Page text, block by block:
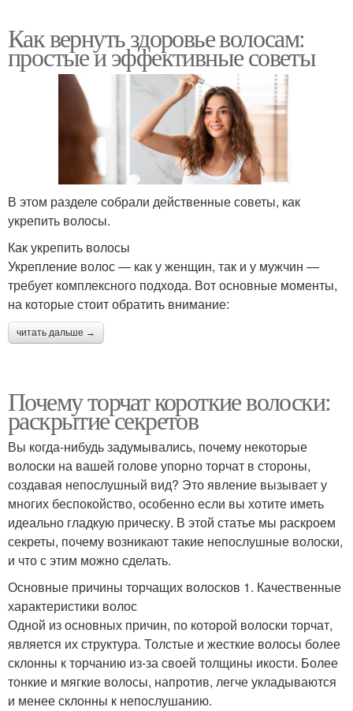
Как вернуть здоровье волосам:
простые и эффективные советы
В этом разделе собрали действенные советы, как
укрепить волосы.
Как укрепить волосы
Укрепление волос — как у женщин, так и у мужчин —
требует комплексного подхода. Вот основные моменты,
на которые стоит обратить внимание:
читать дальше →
Почему торчат короткие волоски:
раскрытие секретов
Вы когда-нибудь задумывались, почему некоторые
волоски на вашей голове упорно торчат в стороны,
создавая непослушный вид? Это явление вызывает у
многих беспокойство, особенно если вы хотите иметь
идеально гладкую прическу. В этой статье мы раскроем
секреты, почему возникают такие непослушные волоски,
и что с этим можно сделать.
Основные причины торчащих волосков 1. Качественные
характеристики волос
Одной из основных причин, по которой волоски торчат,
является их структура. Толстые и жесткие волосы более
склонны к торчанию из-за своей толщины икости. Более
тонкие и мягкие волосы, напротив, легче укладываются
и менее склонны к непослушанию.